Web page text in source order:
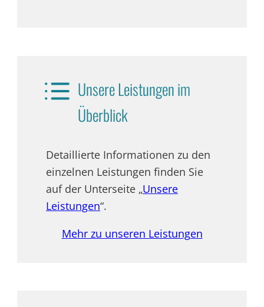
Unsere Leistungen im
Überblick
Detaillierte Informationen zu den
einzelnen Leistungen finden Sie
auf der Unterseite „Unsere
Leistungen“.
Mehr zu unseren Leistungen